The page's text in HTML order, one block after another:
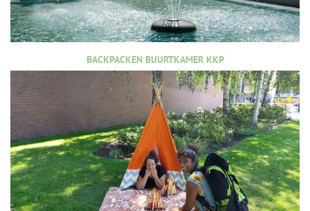
BACKPACKEN BUURTKAMER KKP